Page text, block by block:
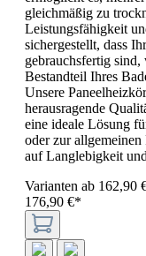
gleichmäßig zu
Leistungsfähigkeit
sichergestellt, dass
gebrauchsfertig
Bestandteil Ihres
Unsere
herausragende
eine ideale Lösung
oder zur
auf Langlebigkeit
Varianten ab 162,90
176,90 €*